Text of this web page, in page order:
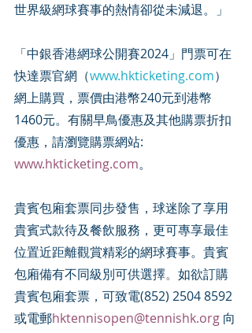
世界級網球賽事的熱情卻從未減退。」
「中銀香港網球公開賽2024」門票可在
快達票官網（www.hkticketing.com）
網上購買，票價由港幣240元到港幣
1460元。有關早鳥優惠及其他購票折扣
優惠，請瀏覽購票網站:
www.hkticketing.com。
貴賓包廂套票同步發售，球迷除了享用
貴賓式款待及餐飲服務，更可專享最佳
位置近距離觀賞精彩的網球賽事。貴賓
包廂備有不同級別可供選擇。 如欲訂購
貴賓包廂套票，可致電(852) 2504 8592
或電郵hktennisopen@tennishk.org 向